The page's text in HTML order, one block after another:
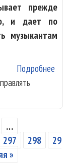
прежде
и дает по
музыкантам
Подробнее
…
297 298
29
»